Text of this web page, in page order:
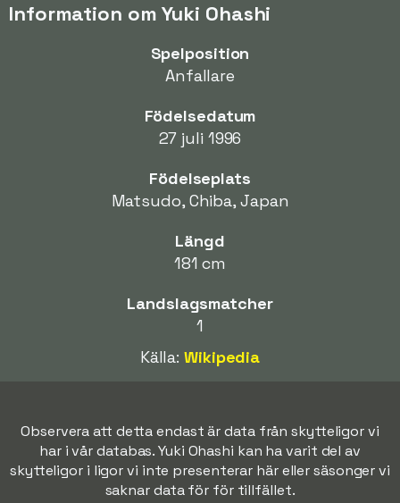
Information om Yuki Ohashi
Spelposition
Anfallare
Födelsedatum
27 juli 1996
Födelseplats
Matsudo, Chiba, Japan
Längd
181 cm
Landslagsmatcher
1
Källa:Wikipedia
Observera att detta endast är data från skytteligor vi
har i vår databas. Yuki Ohashi kan ha varit del av
skytteligor i ligor vi inte presenterar här eller säsonger vi
saknar data för för tillfället.